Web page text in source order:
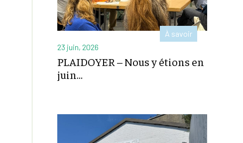
À savoir
23 juin, 2026
PLAIDOYER – Nous y étions en
juin…